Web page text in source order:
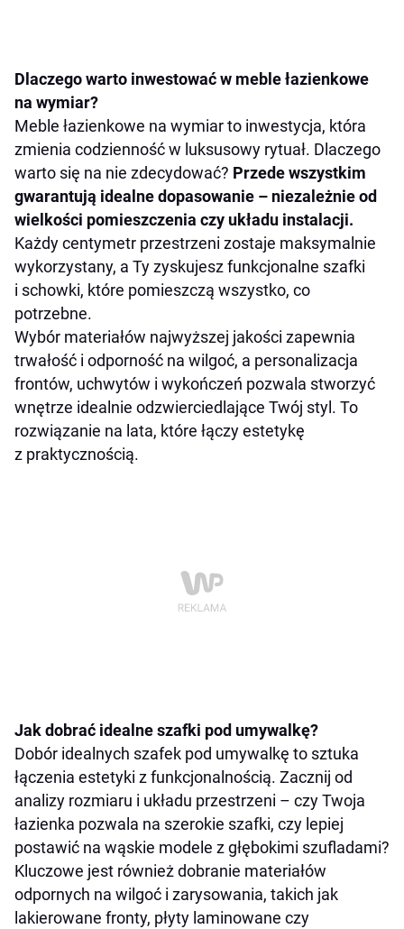
Dlaczego warto inwestować w meble łazienkowe
na wymiar?
Meble łazienkowe na wymiar to inwestycja, która
zmienia codzienność w luksusowy rytuał. Dlaczego
warto się na nie zdecydować? Przede wszystkim
gwarantują idealne dopasowanie – niezależnie od
wielkości pomieszczenia czy układu instalacji.
Każdy centymetr przestrzeni zostaje maksymalnie
wykorzystany, a Ty zyskujesz funkcjonalne szafki
i schowki, które pomieszczą wszystko, co
potrzebne.
Wybór materiałów najwyższej jakości zapewnia
trwałość i odporność na wilgoć, a personalizacja
frontów, uchwytów i wykończeń pozwala stworzyć
wnętrze idealnie odzwierciedlające Twój styl. To
rozwiązanie na lata, które łączy estetykę
z praktycznością.
Jak dobrać idealne szafki pod umywalkę?
Dobór idealnych szafek pod umywalkę to sztuka
łączenia estetyki z funkcjonalnością. Zacznij od
analizy rozmiaru i układu przestrzeni – czy Twoja
łazienka pozwala na szerokie szafki, czy lepiej
postawić na wąskie modele z głębokimi szufladami?
Kluczowe jest również dobranie materiałów
odpornych na wilgoć i zarysowania, takich jak
lakierowane fronty, płyty laminowane czy